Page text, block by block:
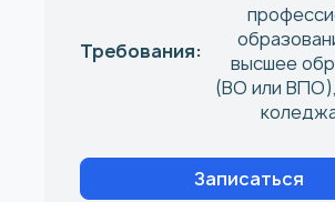
Требования:
высшее
(ВО или
Записаться